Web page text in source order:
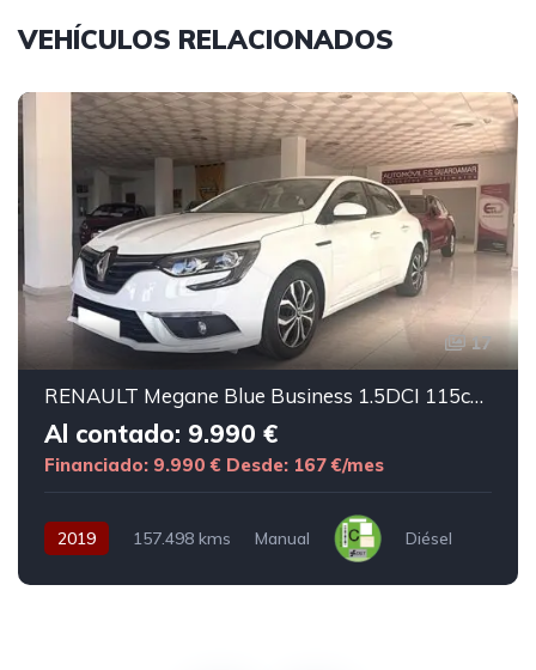
VEHÍCULOS RELACIONADOS
17
RENAULT Megane Blue Business 1.5DCI 115cv 5p
Al contado: 9.990 €
Financiado: 9.990 € Desde: 167 €/mes
2019 157.498 kms Manual Diésel